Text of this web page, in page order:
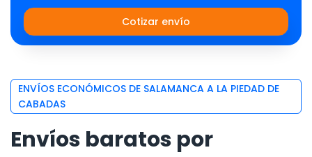
Cotizar envío
ENVÍOS ECONÓMICOS DE SALAMANCA A LA PIEDAD DE
CABADAS
Envíos baratos por